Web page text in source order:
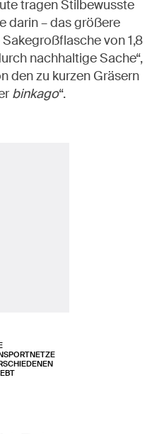
tragen Stilbewusste
darin – das größere
von 1,8
nachhaltige Sache“,
den zu kurzen Gräsern
binkago“.